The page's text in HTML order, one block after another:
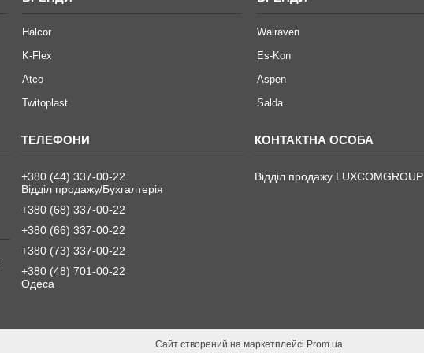
Halcor
K-Flex
Atco
Twitoplast
Walraven
Es-Kon
Aspen
Salda
+380 (44) 337-00-22
Відділ продажу/Бухгалтерія
+380 (68) 337-00-22
+380 (66) 337-00-22
+380 (73) 337-00-22
+380 (48) 701-00-22
Одеса
Відділ продажу LUXCOMGROUP
Сайт створений на маркетплейсі Prom.ua